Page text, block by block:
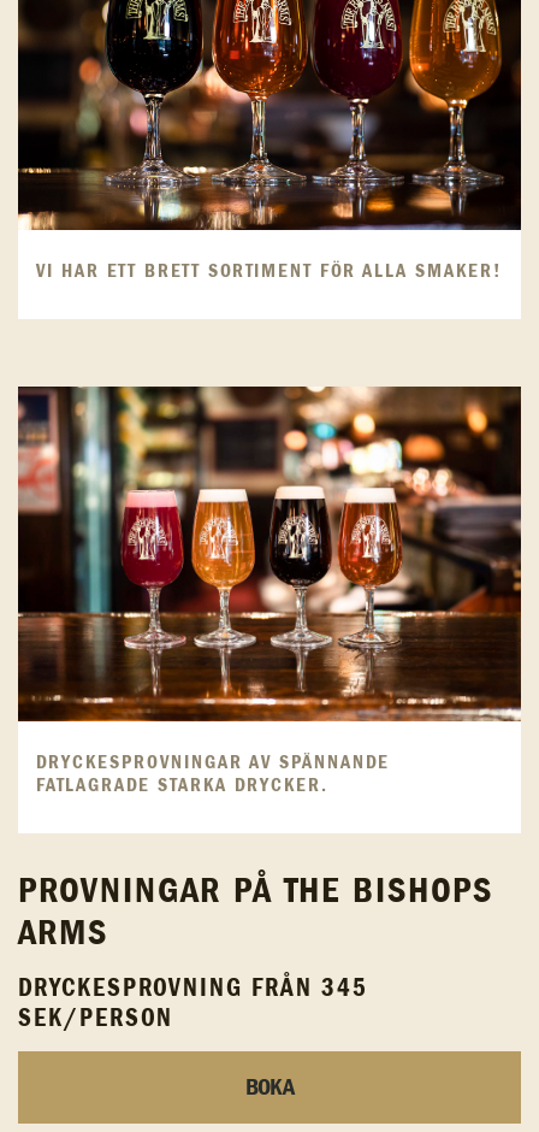
VI HAR ETT BRETT SORTIMENT FÖR ALLA SMAKER!
DRYCKESPROVNINGAR AV SPÄNNANDE
FATLAGRADE STARKA DRYCKER.
PROVNINGAR PÅ THE BISHOPS
ARMS
DRYCKESPROVNING FRÅN 345
SEK/PERSON
BOKA